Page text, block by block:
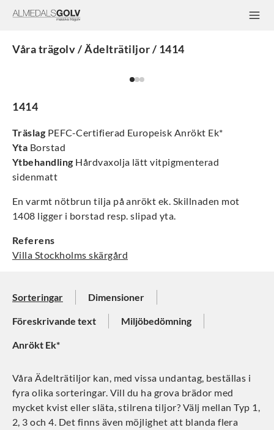
Våra trägolv / Ädelträtiljor / 1414
1414
Träslag PEFC-Certifierad Europeisk Anrökt Ek*
Yta Borstad
Ytbehandling Hårdvaxolja lätt vitpigmenterad
sidenmatt
En varmt nötbrun tilja på anrökt ek. Skillnaden mot
1408 ligger i borstad resp. slipad yta.
Referens
Villa Stockholms skärgård
Sorteringar Dimensioner
Föreskrivande text Miljöbedömning
Anrökt Ek*
Våra Ädelträtiljor kan, med vissa undantag, beställas i
fyra olika sorteringar. Vill du ha grova brädor med
mycket kvist eller släta, stilrena tiljor? Välj mellan Typ 1,
2, 3 och 4. Det finns även möjlighet att blanda flera